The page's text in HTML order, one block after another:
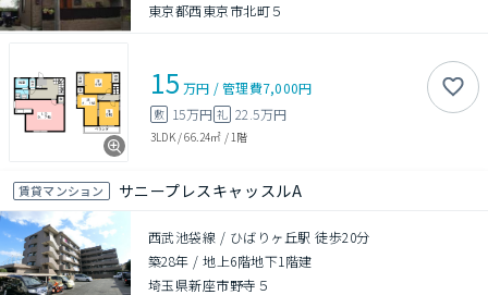
東京都西東京市北町５
15 万円 /管理費7,000円
敷 15万円 礼 22.5万円
3LDK/66.24㎡ / 1階
賃貸マンション サニープレスキャッスルA
西武池袋線 / ひばりヶ丘駅 徒歩20分
築28年 /地上6階地下1階建
埼玉県新座市野寺５